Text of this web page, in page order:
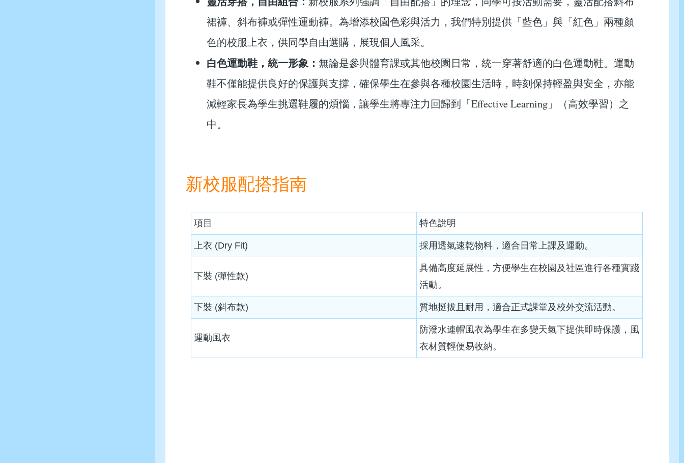
裙褲、斜布褲或彈性運動褲。為增添校園色彩與活力，我們特別提供「藍色」與「紅色」兩種顏
色的校服上衣，供同學自由選購，展現個人風采。
白色運動鞋，統一形象： 無論是參與體育課或其他校園日常，統一穿著舒適的白色運動鞋。運動
鞋不僅能提供良好的保護與支撐，確保學生在參與各種校園生活時，時刻保持輕盈與安全，亦能
減輕家長為學生挑選鞋履的煩惱，讓學生將專注力回歸到「Effective Learning」（高效學習）之
中。
新校服配搭指南
項目 特色說明
上衣 (Dry Fit) 採用透氣速乾物料，適合日常上課及運動。
下裝 (彈性款)
具備高度延展性，方便學生在校園及社區進行各種實踐
活動。
下裝 (斜布款) 質地挺拔且耐用，適合正式課堂及校外交流活動。
運動風衣
防潑水連帽風衣為學生在多變天氣下提供即時保護，風
衣材質輕便易收納。